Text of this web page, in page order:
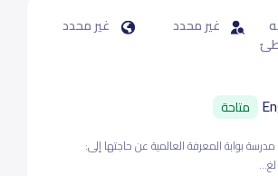
غير محدد
غير محدد
متاحة
بوابة المعرفة العالمية عن حاجتها إلى: